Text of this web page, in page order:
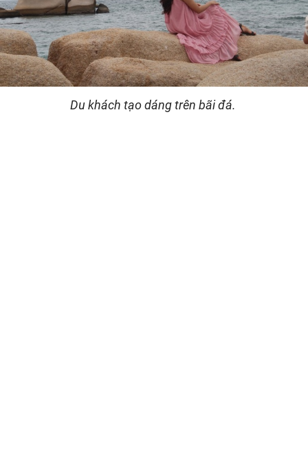
Du khách tạo dáng trên bãi đá.